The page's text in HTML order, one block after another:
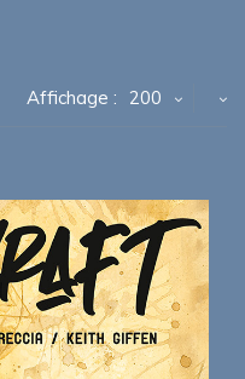
Affichage : 200